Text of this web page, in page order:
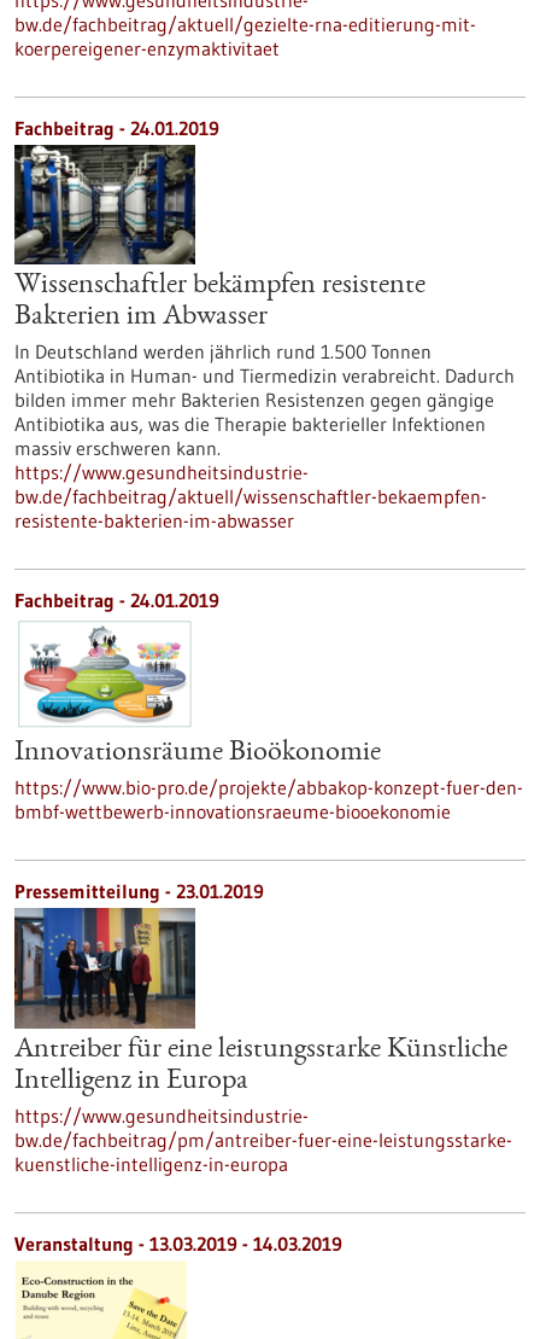
bw.de/fachbeitrag/aktuell/gezielte-rna-editierung-mit-
koerpereigener-enzymaktivitaet
Fachbeitrag - 24.01.2019
Wissenschaftler bekämpfen resistente
Bakterien im Abwasser
In Deutschland werden jährlich rund 1.500 Tonnen
Antibiotika in Human- und Tiermedizin verabreicht. Dadurch
bilden immer mehr Bakterien Resistenzen gegen gängige
Antibiotika aus, was die Therapie bakterieller Infektionen
massiv erschweren kann.
https://www.gesundheitsindustrie-
bw.de/fachbeitrag/aktuell/wissenschaftler-bekaempfen-
resistente-bakterien-im-abwasser
Fachbeitrag - 24.01.2019
Innovationsräume Bioökonomie
https://www.bio-pro.de/projekte/abbakop-konzept-fuer-den-
bmbf-wettbewerb-innovationsraeume-biooekonomie
Pressemitteilung - 23.01.2019
Antreiber für eine leistungsstarke Künstliche
Intelligenz in Europa
https://www.gesundheitsindustrie-
bw.de/fachbeitrag/pm/antreiber-fuer-eine-leistungsstarke-
kuenstliche-intelligenz-in-europa
Veranstaltung - 13.03.2019 - 14.03.2019